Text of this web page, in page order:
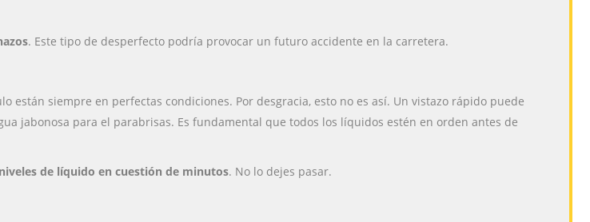
. Este tipo de desperfecto podría provocar un futuro accidente en la carretera.
siempre en perfectas condiciones. Por desgracia, esto no es así. Un vistazo rápido puede
jabonosa para el parabrisas. Es fundamental que todos los líquidos estén en orden antes de
niveles de líquido en cuestión de minutos. No lo dejes pasar.